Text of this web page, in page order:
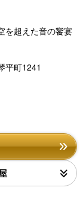
超えた音の饗宴
平町1241